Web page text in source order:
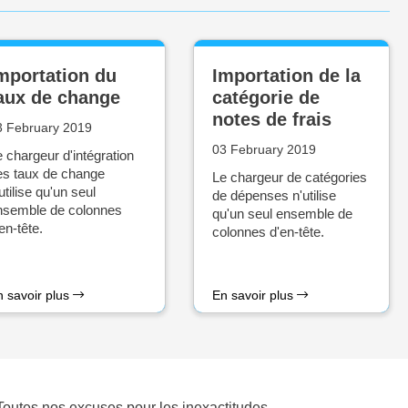
du
de change
February 2019
chargeur d'intégration
taux de change
qu'un seul
de colonnes
tête.
savoir plus
Importation de la
catégorie de
notes de frais
03 February 2019
Le chargeur de catégories
de dépenses n'utilise
qu'un seul ensemble de
colonnes d'en-tête.
En savoir plus